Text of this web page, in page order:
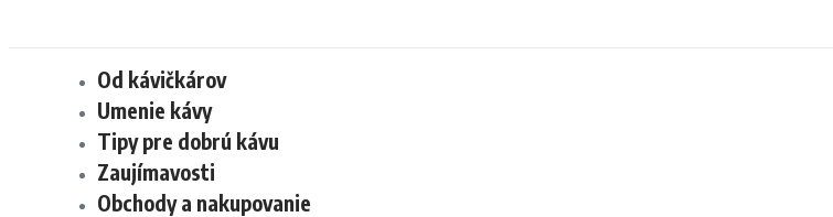
Od kávičkárov
Umenie kávy
Tipy pre dobrú kávu
Zaujímavosti
Obchody a nakupovanie